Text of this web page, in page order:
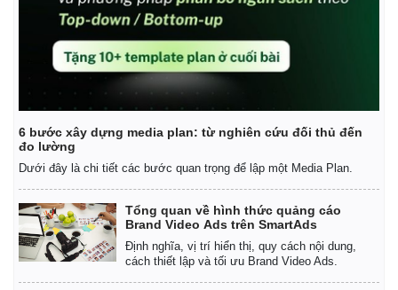
6 bước xây dựng media plan: từ nghiên cứu đối thủ đến
đo lường
Dưới đây là chi tiết các bước quan trọng để lập một Media Plan.
Tổng quan về hình thức quảng cáo
Brand Video Ads trên SmartAds
Định nghĩa, vị trí hiển thị, quy cách nội dung,
cách thiết lập và tối ưu Brand Video Ads.